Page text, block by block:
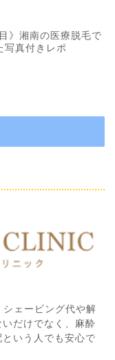
》湘南の医療脱毛で
写真付きレポ
ェービング代や解
だけでなく、麻酔
いう人でも安心で